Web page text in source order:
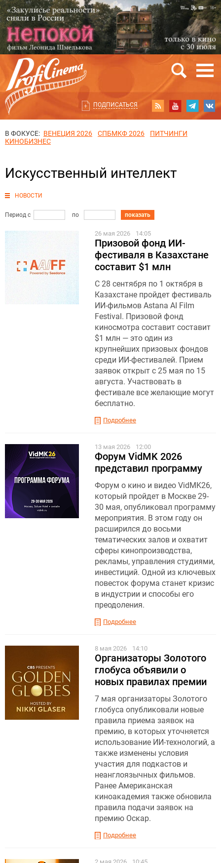
ПОДПИСАТЬСЯ
В ФОКУСЕ: ВЕНЕЦИЯ 2026 СПБМКФ 2026
ПИТЧИНГИ
КИНОБИЗНЕС
Искусственный интеллект
НОВОСТИ
Период с по показать
26 мая 2026 14:05
Призовой фонд ИИ-
фестиваля в Казахстане
составит $1 млн
С 28 сентября по 1 октября в
Казахстане пройдет фестиваль
ИИ-фильмов Astana AI Film
Festival. Призовой фонд
киносмотра составит составит
$1 млн — это один из
крупнейших призовых фондов
среди ИИ-фестивалей. Прием
заявок открыт с 25 мая по 15
августа . Участвовать в
фестивале все желающие могут
бесплатно.
Подробнее
13 мая 2026 12:00
Форум VidMK 2026
представил программу
Форум о кино и видео VidMK26,
который пройдет в Москве 29-
30 мая, опубликовал программу
мероприятия. В этом году он
расширился до восьми
тематических залов и охватит
сферы кинопроизводства,
рекламы, управления студиями,
инвестиций. Одной из ключевых
повесток форума станет кризис
в индустрии и способы его
преодоления.
Подробнее
8 мая 2026 14:10
Организаторы Золотого
глобуса объявили о
новых правилах премии
7 мая организаторы Золотого
глобуса опубликовали новые
правила приема заявок на
премию, в которых уточняется
использование ИИ-технологий, а
также изменены условия
участия для подкастов и
неанглоязычных фильмов.
Ранее Американская
киноакадемия также обновила
правила подачи заявок на
премию Оскар.
Подробнее